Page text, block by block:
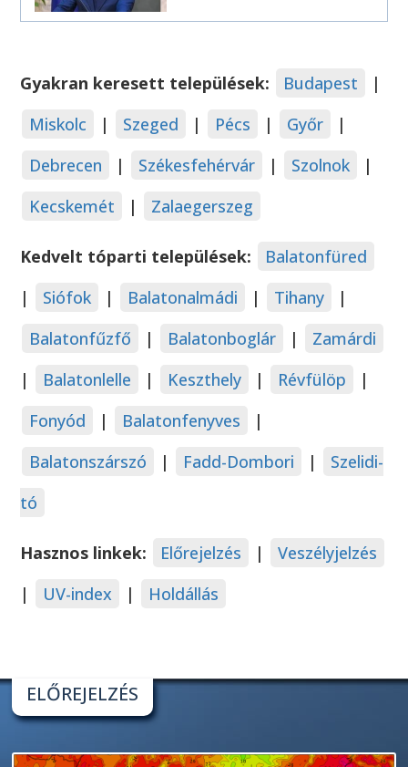
Gyakran keresett települések: Budapest
|
Miskolc
| Szeged | Pécs | Győr
|
Debrecen
| Székesfehérvár | Szolnok
|
Kecskemét
| Zalaegerszeg
Kedvelt tóparti települések:
Balatonfüred
|
Siófok | Balatonalmádi | Tihany
|
Balatonfűzfő
| Balatonboglár |
Zamárdi
|
Balatonlelle | Keszthely | Révfülöp
|
Fonyód
| Balatonfenyves
|
Balatonszárszó
| Fadd-Dombori |
Szelidi-
tó
Hasznos linkek: Előrejelzés |
Veszélyjelzés
|
UV-index | Holdállás
ELŐREJELZÉS